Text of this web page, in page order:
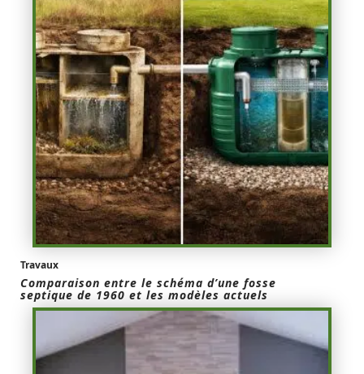
Travaux
Comparaison entre le schéma d’une fosse
septique de 1960 et les modèles actuels